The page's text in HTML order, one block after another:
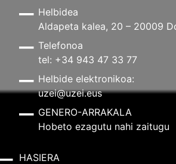
Helbidea
Aldapeta kalea, 20 – 20009
Telefonoa
tel: +34 943 47 33 77
Helbide elektronikoa:
uzei@uzei.eus
GENERO-ARRAKALA
Hobeto ezagutu nahi zaitugu
HASIERA